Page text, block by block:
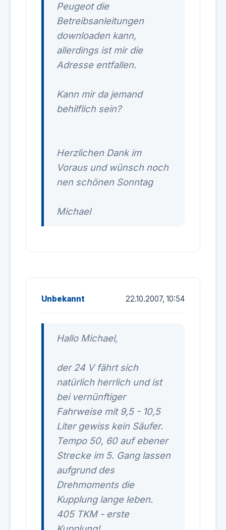
Peugeot die
Betreibsanleitungen
downloaden kann,
allerdings ist mir die
Adresse entfallen.
Kann mir da jemand
behilflich sein?
Herzlichen Dank im
Voraus und wünsch noch
nen schönen Sonntag
Michael
Unbekannt 22.10.2007, 10:54
Hallo Michael,
der 24 V fährt sich
natürlich herrlich und ist
bei vernünftiger
Fahrweise mit 9,5 - 10,5
Liter gewiss kein Säufer.
Tempo 50, 60 auf ebener
Strecke im 5. Gang lassen
aufgrund des
Drehmoments die
Kupplung lange leben.
405 TKM - erste